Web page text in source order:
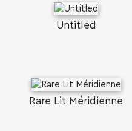
SEARCH
Untitled
Rare Lit Méridienne